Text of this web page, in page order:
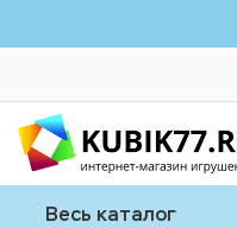
Весь каталог